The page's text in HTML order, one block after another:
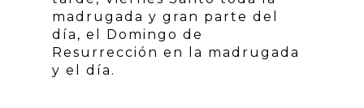
madrugada y gran parte del
día, el Domingo de
Resurrección en la madrugada
y el día.